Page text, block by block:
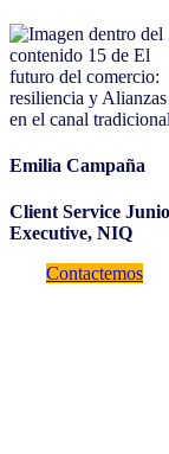
Emilia Campaña
Client Service
Executive, NIQ
Contactemos